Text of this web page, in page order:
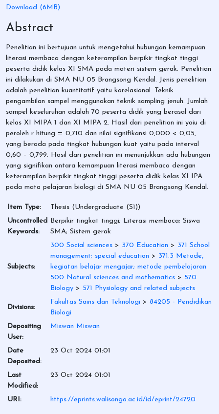
Download (6MB)
Abstract
Penelitian ini bertujuan untuk mengetahui hubungan kemampuan
literasi membaca dengan keterampilan berpikir tingkat tinggi
peserta didik kelas XI SMA pada materi sistem gerak. Penelitian
ini dilakukan di SMA NU 05 Brangsong Kendal. Jenis penelitian
adalah penelitian kuantitatif yaitu korelasional. Teknik
pengambilan sampel menggunakan teknik sampling jenuh. Jumlah
sampel keseluruhan adalah 70 peserta didik yang berasal dari
kelas XI MIPA 1 dan XI MIPA 2. Hasil dari penelitian ini yaiu di
peroleh r hitung = 0,710 dan nilai signifikansi 0,000 < 0,05,
yang berada pada tingkat hubungan kuat yaitu pada interval
0,60 – 0,799. Hasil dari penelitian ini menunjukkan ada hubungan
yang signifikan antara kemampuan literasi membaca dengan
keterampilan berpikir tingkat tinggi peserta didik kelas XI IPA
pada mata pelajaran biologi di SMA NU 05 Brangsong Kendal.
Item Type:
Thesis (Undergraduate (S1))
Uncontrolled
Keywords:
Berpikir tingkat tinggi; Literasi membaca; Siswa
SMA; Sistem gerak
Subjects:
300 Social sciences > 370 Education > 371 School
management; special education > 371.3 Metode,
kegiatan belajar mengajar; metode pembelajaran
500 Natural sciences and mathematics > 570
Biology > 571 Physiology and related subjects
Divisions:
Fakultas Sains dan Teknologi > 84205 - Pendidikan
Biologi
Depositing
User:
Miswan Miswan
Date
Deposited:
23 Oct 2024 01:01
Last
Modified:
23 Oct 2024 01:01
URI: https://eprints.walisongo.ac.id/id/eprint/24720